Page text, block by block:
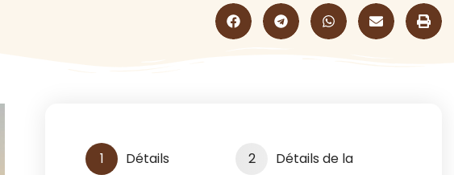
1
Détails
2
Détails de la